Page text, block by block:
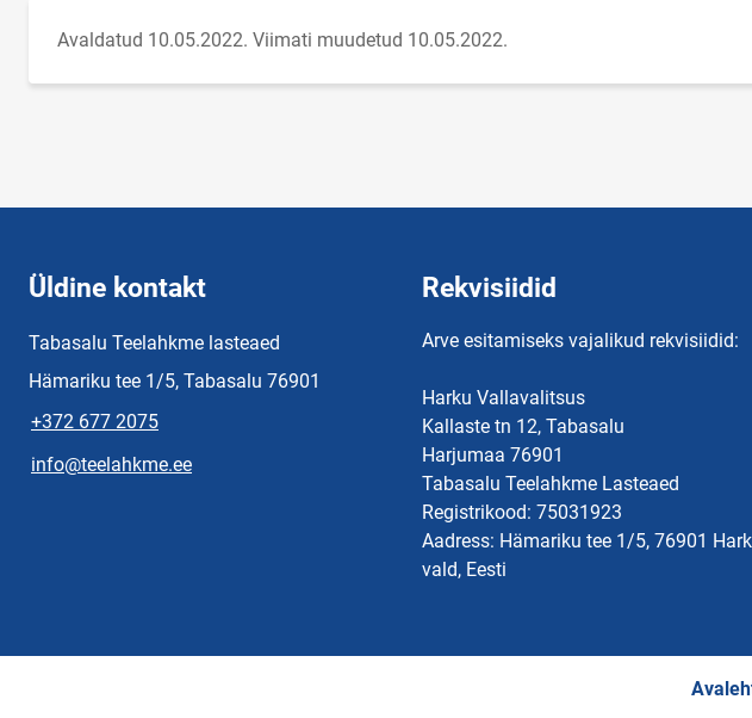
Avaldatud 10.05.2022. Viimati muudetud 10.05.2022.
Üldine kontakt
Tabasalu Teelahkme lasteaed
Hämariku tee 1/5, Tabasalu 76901
+372 677 2075
info@teelahkme.ee
Rekvisiidid
Arve esitamiseks vajalikud rekvisiidid:
Harku Vallavalitsus
Kallaste tn 12, Tabasalu
Harjumaa 76901
Tabasalu Teelahkme Lasteaed
Registrikood: 75031923
Aadress: Hämariku tee 1/5, 76901
vald, Eesti